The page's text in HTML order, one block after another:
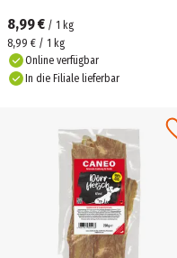
8,99 € / 1 kg
8,99 € / 1 kg
Online verfügbar
In die Filiale lieferbar